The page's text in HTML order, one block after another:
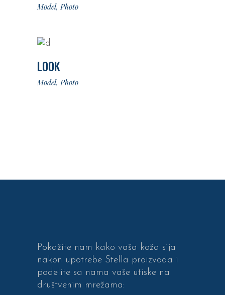
Model Photo
LOOK
Model Photo
Pokažite nam kako vaša koža sija
nakon upotrebe Stella proizvoda i
podelite sa nama vaše utiske na
društvenim mrežama: